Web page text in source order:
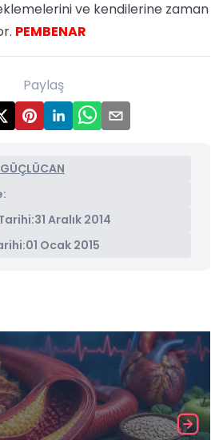
ve kendilerine zaman
PEMBENAR
Paylaş
31 Aralık 2014
01 Ocak 2015